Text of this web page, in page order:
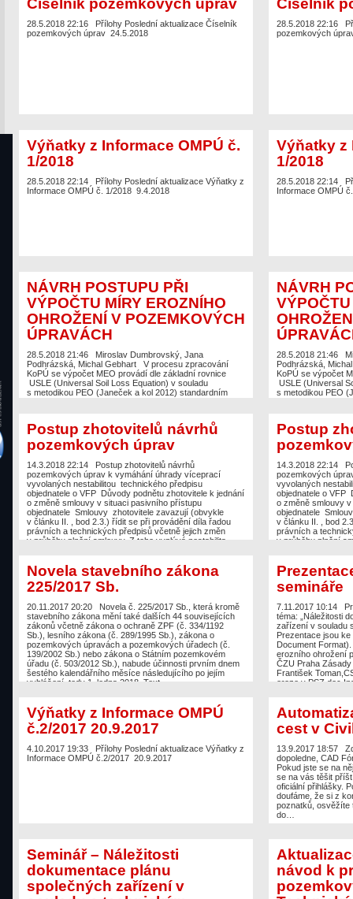
28.5.2018 22:16
Přílohy Poslední aktualizace Číselník
pozemkových úprav 24.5.2018
28.5.2018 22:16
pozemkových
Výňatky z Informace OMPÚ č.
1/2018
28.5.2018 22:14
Přílohy Poslední aktualizace Výňatky z
Informace OMPÚ č. 1/2018 9.4.2018
Výňatky z
1/2018
28.5.2018 22:14
Informace OMPÚ
NÁVRH POSTUPU PŘI
VÝPOČTU MÍRY EROZNÍHO
OHROŽENÍ V POZEMKOVÝCH
ÚPRAVÁCH
28.5.2018 21:46
Miroslav Dumbrovský, Jana
Podhrázská, Michal Gebhart V procesu zpracování
KoPÚ se výpočet MEO provádí dle základní rovnice
USLE (Universal Soil Loss Equation) v souladu
s metodikou PEO (Janeček a kol 2012) standardním
stanovení míry erozního ohrožení (MEO) se provede
rozdělení posuzovaného území…
NÁVRH
28.5.2018 21:46
Podhrázská,
KoPÚ se výpočet
USLE (Universal
s metodikou PEO
rozdělení
Postup zhotovitelů návrhů
pozemkových úprav
14.3.2018 22:14
Postup zhotovitelů návrhů
pozemkových úprav k vymáhání úhrady víceprací
vyvolaných nestabilitou technického předpisu
objednatele o VFP Důvody podnětu zhotovitele k jednání
o změně smlouvy v situaci pasivního přístupu
objednatele Smlouvy zhotovitele zavazují (obvykle
v článku II. , bod 2.3.) řídit se při provádění díla řadou
právních a technických předpisů včetně jejich změn
v průběhu plnění smlouvy. Z toho vyplývá nestabilita…
Postup
14.3.2018 22:14
pozemkových
vyvolaných
objednatele o VFP
o změně smlouvy
objednatele
v článku II. , bod
právních a
v průběhu plnění
Novela stavebního zákona
225/2017 Sb.
20.11.2017 20:20
Novela č. 225/2017 Sb., která kromě
stavebního zákona mění také dalších 44 souvisejících
zákonů včetně zákona o ochraně ZPF (č. 334/1192
Sb.), lesního zákona (č. 289/1995 Sb.), zákona o
pozemkových úpravách a pozemkových úřadech (č.
139/2002 Sb.) nebo zákona o Státním pozemkovém
úřadu (č. 503/2012 Sb.), nabude účinnosti prvním dnem
šestého kalendářního měsíce následujícího po jejím
vyhlášení, tedy 1. ledna 2018. Text…
semináře
7.11.2017 10:14
téma: „Náležitosti
zařízení v souladu
Prezentace jsou
Document
erozního ohrožení
ČZU Praha
František
eroze v PSZ
Výňatky z Informace OMPÚ
č.2/2017 20.9.2017
4.10.2017 19:33
Přílohy Poslední aktualizace Výňatky z
Informace OMPÚ č.2/2017 20.9.2017
cest v
13.9.2017 18:57
dopoledne, CAD
Pokud jste se na
se na vás těšit
oficiální přihlášky.
doufáme, že si z
poznatků, osvěžíte
do…
Seminář – Náležitosti
dokumentace plánu
společných zařízení v
návod k